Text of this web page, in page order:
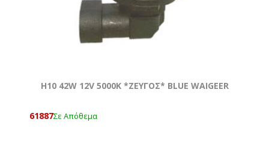
H10 42W 12V 5000Κ *ZEYΓOΣ* BLUE WAIGEER
61887Σε Απόθεμα